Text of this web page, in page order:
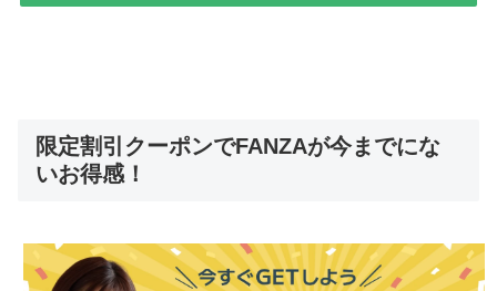
限定割引クーポンでFANZAが今までにな
いお得感！